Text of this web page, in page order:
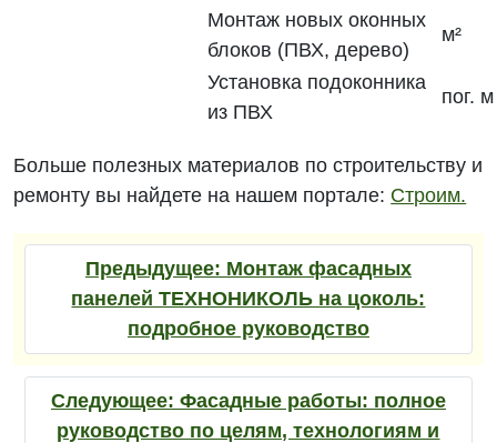
Монтаж новых оконных
блоков (ПВХ, дерево)
м²
Установка подоконника
из ПВХ
пог. м
Больше полезных материалов по строительству и
ремонту вы найдете на нашем портале: Строим.
Предыдущее: Монтаж фасадных
панелей ТЕХНОНИКОЛЬ на цоколь:
подробное руководство
Следующее: Фасадные работы: полное
руководство по целям, технологиям и